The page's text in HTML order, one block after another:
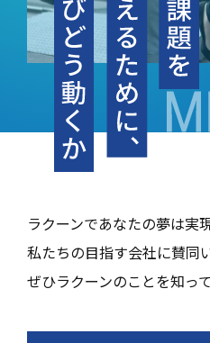
ラクーンであなたの夢は実
私たちの目指す会社に賛同
ぜひラクーンのことを知っ